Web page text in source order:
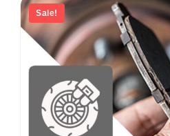
Sale!